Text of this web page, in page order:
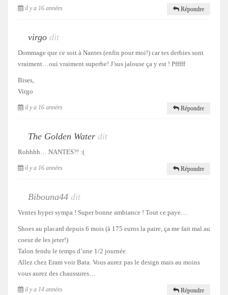
il y a 16 années Répondre
virgo dit
Dommage que ce soit à Nantes (enfin pour moi!) car tes derbies sont
vraiment…oui vraiment superbe! J’sus jalouse ça y est ! Pfffff
Bises,
Virgo
il y a 16 années Répondre
The Golden Water dit
Rohhhh… NANTES?! :(
il y a 16 années Répondre
Bibouna44 dit
Ventes hyper sympa ! Super bonne ambiance ! Tout ce paye…
Shoes au placard depuis 6 mois (à 175 euros la paire, ça me fait mal au
coeur de les jeter!)
Talon fendu le temps d’une 1/2 journée.
Allez chez Eram voir Bata. Vous aurez pas le design mais au moins
vous aurez des chaussures…
il y a 14 années Répondre